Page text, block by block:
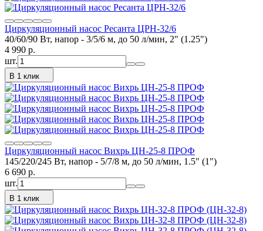
Циркуляционный насос Ресанта ЦРН-32/6
40/60/90 Вт, напор - 3/5/6 м, до 50 л/мин, 2" (1.25")
4 990 p.
шт.
В 1 клик
Циркуляционный насос Вихрь ЦН-25-8 ПРОФ
145/220/245 Вт, напор - 5/7/8 м, до 50 л/мин, 1.5" (1")
6 690 p.
шт.
В 1 клик